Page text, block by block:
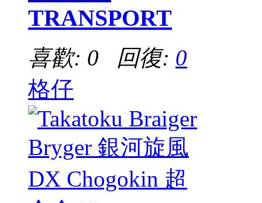
TRANSPORT
喜歡: 0 回復: 0
格仔